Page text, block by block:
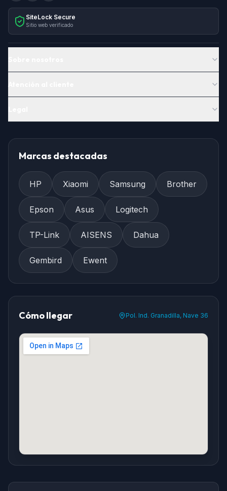
SiteLock Secure
Sitio web verificado
Marcas destacadas
HP Xiaomi Samsung Brother
Epson Asus Logitech
TP-Link AISENS Dahua
Gembird Ewent
Cómo llegar Pol. Ind. Granadilla, Nave 36